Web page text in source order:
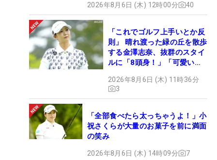
2026年8月6日 (木) 12時00分 40
「これでゴルフ上手いとか反
則」 晴れ渡った緑の丘を散歩
する金澤志奈、抜群のスタイ
ルに「8頭身！」「可愛いに
2026年8月6日 (木) 11時36分
3
「全部食べたら太っちゃうよ！」小
祝さくらが大量のお菓子を前に満面
の笑み
2026年8月6日 (木) 14時09分 7